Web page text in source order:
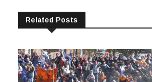
Related Posts